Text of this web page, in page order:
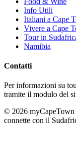
Info Utili
Italiani a Cape
Vivere a Cape
Tour in
Namibia
Contatti
Per informazioni su
tramite il modulo del
© 2026
connette con il